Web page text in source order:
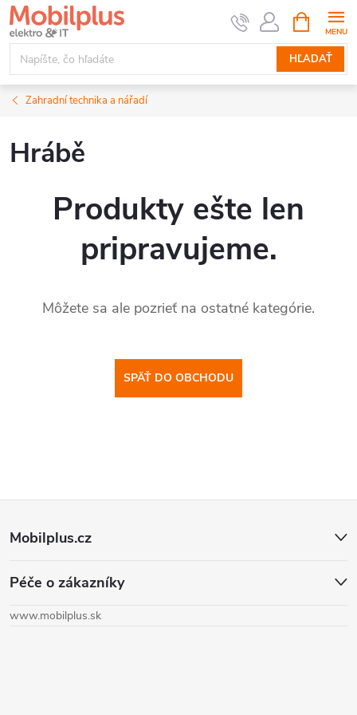
Prejsť
na
obsah
HĽADAŤ
KOŠÍK
Zahradní technika a nářadí
Hrábě
Produkty ešte len
pripravujeme.
Môžete sa ale pozrieť na ostatné kategórie.
SPÄŤ DO OBCHODU
p
Mobilplus.cz
Péče o zákazníky
www.mobilplus.sk